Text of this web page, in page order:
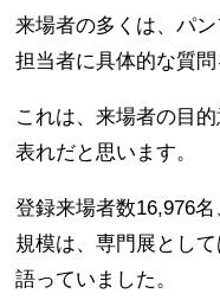
来場者の多くは、パ
担当者に具体的な質問
これは、来場者の目
表れだと思います。
登録来場者数16,976
規模は、専門展とし
語っていました。